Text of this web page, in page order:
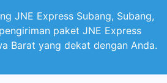
JNE Express Subang, Subang,
paket JNE Express
Barat yang dekat dengan Anda.